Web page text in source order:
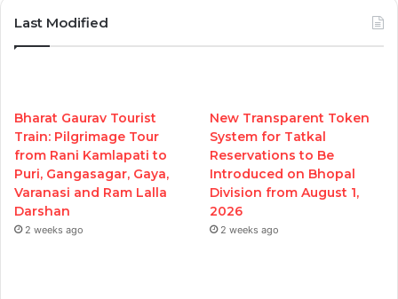
Last Modified
Bharat Gaurav Tourist
Train: Pilgrimage Tour
from Rani Kamlapati to
Puri, Gangasagar, Gaya,
Varanasi and Ram Lalla
Darshan
2 weeks ago
New Transparent Token
System for Tatkal
Reservations to Be
Introduced on Bhopal
Division from August 1,
2026
2 weeks ago